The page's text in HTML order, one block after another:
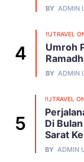
BY ADMIN
!!JTRAVEL
Umroh
BY ADMIN
!!JTRAVEL
Di
Sarat
BY ADMIN